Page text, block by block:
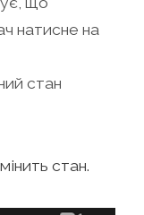
натисне на
стан
стан.